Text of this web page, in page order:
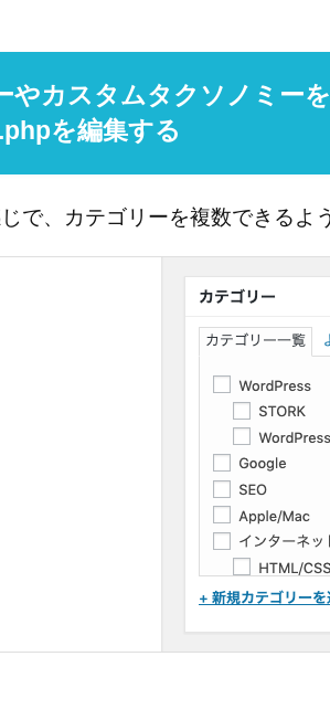
やカスタムタクソノミー
を編集する
で、カテゴリーを複数できるよ